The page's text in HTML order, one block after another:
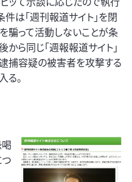
は「週刊報道サイト」を閉
騙って活動しないことが条
から同じ「週報報道サイト」
捕容疑の被害者を攻撃する
る。